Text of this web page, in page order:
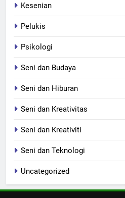
Kesenian
Pelukis
Psikologi
Seni dan Budaya
Seni dan Hiburan
Seni dan Kreativitas
Seni dan Kreativiti
Seni dan Teknologi
Uncategorized